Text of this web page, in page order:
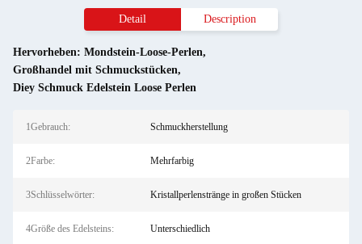
Detail Description
Hervorheben: Mondstein-Loose-Perlen,
Großhandel mit Schmuckstücken,
Diey Schmuck Edelstein Loose Perlen
1Gebrauch: Schmuckherstellung
2Farbe: Mehrfarbig
3Schlüsselwörter: Kristallperlenstränge in großen Stücken
4Größe des Edelsteins: Unterschiedlich